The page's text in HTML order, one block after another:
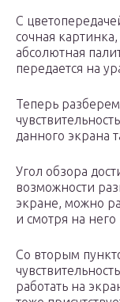
С
сочная
абсолютная
передается на
Теперь
данного экрана
Угол обзора
возможности
экране, можно
и смотря на него
Со вторым
работать на